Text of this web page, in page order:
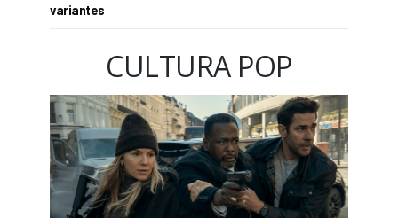
variantes
CULTURA POP